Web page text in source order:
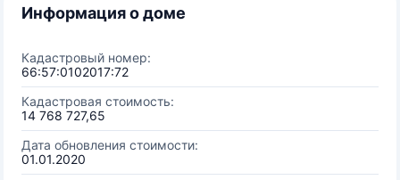
Информация о доме
Кадастровый номер:
66:57:0102017:72
Кадастровая стоимость:
14 768 727,65
Дата обновления стоимости:
01.01.2020